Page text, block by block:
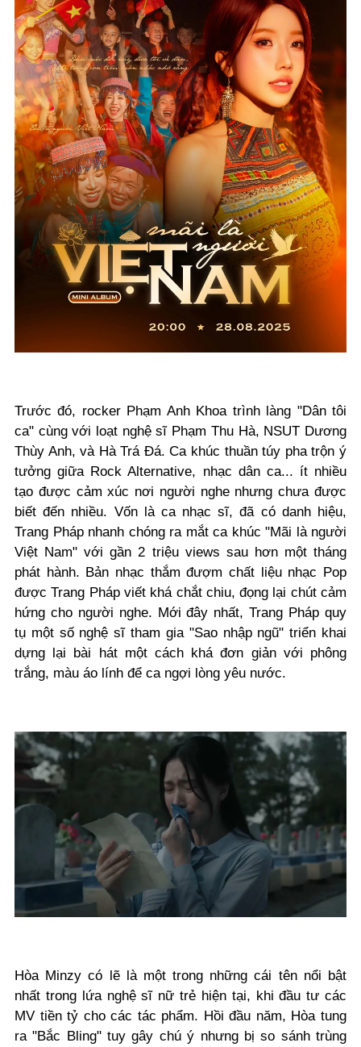
Trước đó, rocker Phạm Anh Khoa trình làng "Dân tôi
ca" cùng với loạt nghệ sĩ Phạm Thu Hà, NSUT Dương
Thùy Anh, và Hà Trá Đá. Ca khúc thuần túy pha trộn ý
tưởng giữa Rock Alternative, nhạc dân ca... ít nhiều
tạo được cảm xúc nơi người nghe nhưng chưa được
biết đến nhiều. Vốn là ca nhạc sĩ, đã có danh hiệu,
Trang Pháp nhanh chóng ra mắt ca khúc "Mãi là người
Việt Nam" với gần 2 triệu views sau hơn một tháng
phát hành. Bản nhạc thắm đượm chất liệu nhạc Pop
được Trang Pháp viết khá chắt chiu, đọng lại chút cảm
hứng cho người nghe. Mới đây nhất, Trang Pháp quy
tụ một số nghệ sĩ tham gia "Sao nhập ngũ" triển khai
dựng lại bài hát một cách khá đơn giản với phông
trắng, màu áo lính để ca ngợi lòng yêu nước.
Hòa Minzy có lẽ là một trong những cái tên nổi bật
nhất trong lứa nghệ sĩ nữ trẻ hiện tại, khi đầu tư các
MV tiền tỷ cho các tác phẩm. Hồi đầu năm, Hòa tung
ra "Bắc Bling" tuy gây chú ý nhưng bị so sánh trùng